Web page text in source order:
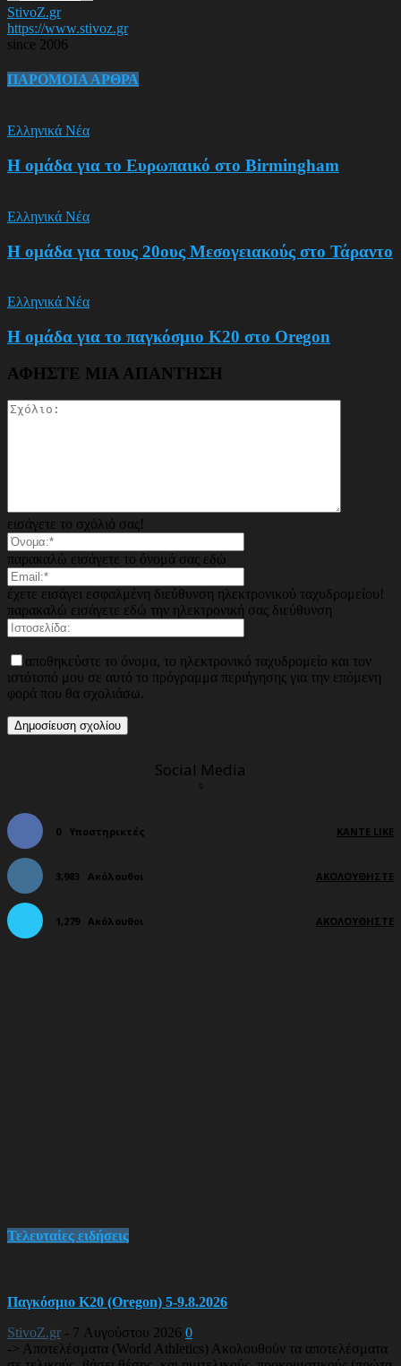
StivoZ.gr
https://www.stivoz.gr
since 2006
ΠΑΡΟΜΟΙΑ ΑΡΘΡΑ
Ελληνικά Νέα
Η ομάδα για το Ευρωπαικό στο Birmingham
Ελληνικά Νέα
Η ομάδα για τους 20ους Μεσογειακούς στο Τάραντο
Ελληνικά Νέα
Η ομάδα για το παγκόσμιο Κ20 στο Oregon
ΑΦΗΣΤΕ ΜΙΑ ΑΠΑΝΤΗΣΗ
εισάγετε το σχόλιό σας!
παρακαλώ εισάγετε το όνομά σας εδώ
έχετε εισάγει εσφαλμένη διεύθυνση ηλεκτρονικού ταχυδρομείου!
παρακαλώ εισάγετε εδώ την ηλεκτρονική σας διεύθυνση
αποθηκεύστε το όνομα, το ηλεκτρονικό ταχυδρομείο και τον
ιστότοπό μου σε αυτό το πρόγραμμα περιήγησης για την επόμενη
φορά που θα σχολιάσω.
Social Media
0 Υποστηρικτές ΚΆΝΤΕ LIKE
3,983 Ακόλουθοι ΑΚΟΛΟΥΘΉΣΤΕ
1,279 Ακόλουθοι ΑΚΟΛΟΥΘΉΣΤΕ
Τελευταίες ειδήσεις
Παγκόσμιο Κ20 (Oregon) 5-9.8.2026
StivoZ.gr - 7 Αυγούστου 2026 0
-> Αποτελέσματα (World Athletics) Ακολουθούν τα αποτελέσματα